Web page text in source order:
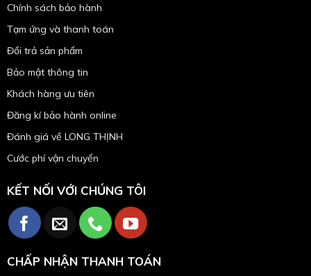
Chính sách bảo hành
Tạm ứng và thanh toán
Đổi trả sản phẩm
Bảo mật thông tin
Khách hàng ưu tiên
Đăng kí bảo hành online
Đánh giá về LONG THỊNH
Cước phí vận chuyển
KẾT NỐI VỚI CHÚNG TÔI
CHẤP NHẬN THANH TOÁN